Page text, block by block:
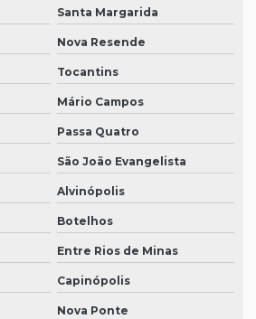
Santa Margarida
Nova Resende
Tocantins
Mário Campos
Passa Quatro
São João Evangelista
Alvinópolis
Botelhos
Entre Rios de Minas
Capinópolis
Nova Ponte